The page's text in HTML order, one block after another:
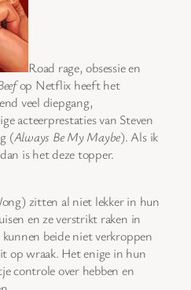
Road rage, obsessie en
op Netflix heeft het
veel diepgang,
acteerprestaties van Steven
(Always Be My Maybe). Als ik
is het deze topper.
zitten al niet lekker in hun
en ze verstrikt raken in
beide niet verkroppen
op wraak. Het enige in hun
controle over hebben en